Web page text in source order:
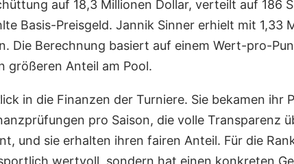
auf 18,3 Millionen Dollar, verteilt auf 186
Basis-Preisgeld. Jannik Sinner erhielt mit 1,33
Die Berechnung basiert auf einem Wert-pro-
größeren Anteil am Pool.
in die Finanzen der Turniere. Sie bekamen
pro Saison, die volle Transparenz
und sie erhalten ihren fairen Anteil. Für die
wertvoll, sondern hat einen konkreten